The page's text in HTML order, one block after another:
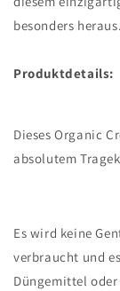
besonders heraus.
Produktdetails:
Dieses Organic
absolutem
Es wird keine
verbraucht und
Düngemittel